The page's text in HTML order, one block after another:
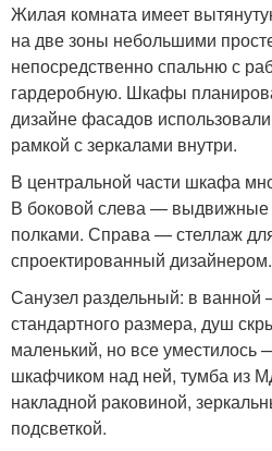
Жилая комната имеет
на две зоны небольшими
непосредственно спальню с
гардеробную. Шкафы
дизайне фасадов
рамкой с зеркалами внутри.
В центральной части шкафа
В боковой слева —
полками. Справа — стеллаж
спроектированный дизайнером.
Санузел раздельный: в
стандартного размера, душ
маленький, но все
шкафчиком над ней, тумба из
накладной раковиной,
подсветкой.